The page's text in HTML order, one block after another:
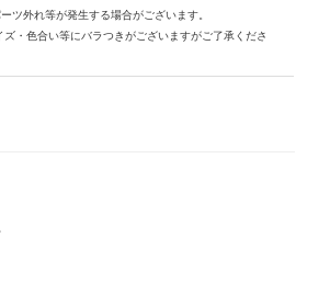
ツ外れ等が発生する場合がございます。
・色合い等にバラつきがございますがご了承くださ